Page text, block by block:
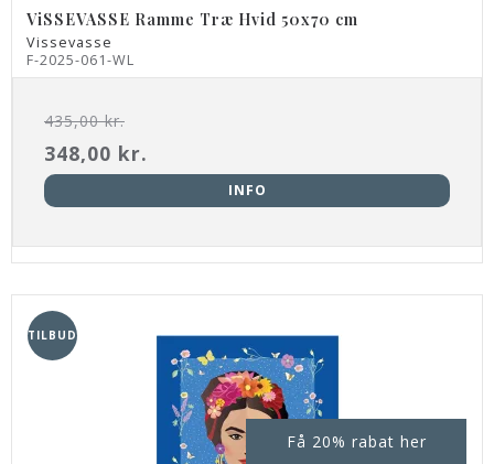
ViSSEVASSE Ramme Træ Hvid 50x70 cm
Vissevasse
F-2025-061-WL
435,00 kr.
348,00 kr.
INFO
TILBUD
Få 20% rabat her